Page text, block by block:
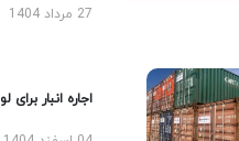
27 مرداد 1404
اجاره انبار برای